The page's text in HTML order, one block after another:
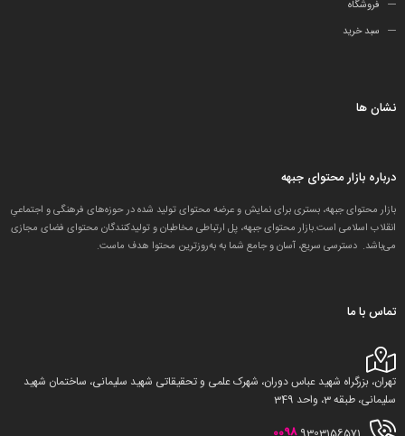
فروشگاه
سبد خرید
نشان ها
درباره بازار محتوای جبهه
بازار محتوای جبهه، بستری برای نمایش و عرضه محتوای تولید شده در حوزه‌های فرهنگی و اجتماعیِ
انقلاب اسلامی است.بازار محتوای جبهه، پل ارتباطی مخاطبان و تولید‌کنندگان محتوای فضای مجازی
می‌باشد. دسترسی سریع، آسان و جامع شما به به‌روزترین محتوا هدف ماست.
تماس با ما
تهران، بزرگراه شهید عباس دوران، شهرک علمی و تحقیقاتی شهید سلیمانی، ساختمان شهید
سلیمانی، طبقه 3، واحد 349